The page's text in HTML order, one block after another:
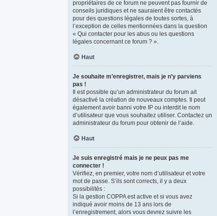
propriétaires de ce forum ne peuvent pas fournir de
conseils juridiques et ne sauraient être contactés
pour des questions légales de toutes sortes, à
l’exception de celles mentionnées dans la question
« Qui contacter pour les abus ou les questions
légales concernant ce forum ? ».
Haut
Je souhaite m’enregistrer, mais je n’y parviens
pas !
Il est possible qu’un administrateur du forum ait
désactivé la création de nouveaux comptes. Il peut
également avoir banni votre IP ou interdit le nom
d’utilisateur que vous souhaitez utiliser. Contactez un
administrateur du forum pour obtenir de l’aide.
Haut
Je suis enregistré mais je ne peux pas me
connecter !
Vérifiez, en premier, votre nom d’utilisateur et votre
mot de passe. S’ils sont corrects, il y a deux
possibilités :
Si la gestion COPPA est active et si vous avez
indiqué avoir moins de 13 ans lors de
l’enregistrement, alors vous devrez suivre les